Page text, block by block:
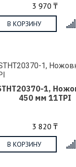
3 970 ₸
В КОРЗИНУ
1,
450 мм 11TPI
3 820 ₸
В КОРЗИНУ